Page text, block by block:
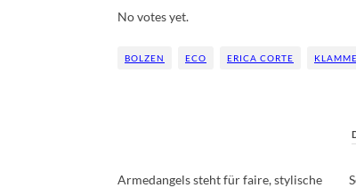
No votes yet.
BOLZEN ECO ERICA CORTE
Armedangels steht für faire, stylische